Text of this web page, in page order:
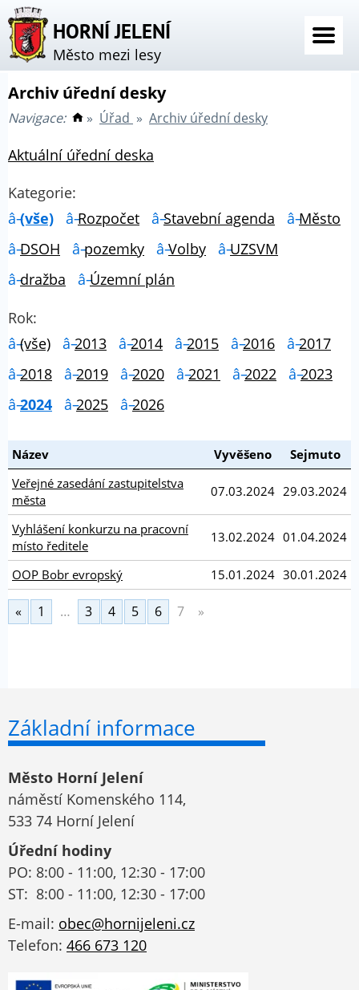
HORNÍ JELENÍ
Město mezi lesy
Archiv úřední desky
Navigace: » Úřad » Archiv úřední desky
Aktuální úřední deska
Kategorie:
(vše)
Rozpočet Stavební agenda
Město
DSOH
pozemky Volby
UZSVM
dražba
Územní plán
Rok:
(vše)
2013 2014 2015 2016
2017
2018
2019 2020 2021 2022
2023
2024
2025 2026
Název Vyvěšeno
Sejmuto
Veřejné zasedání zastupitelstva
města
07.03.2024 29.03.2024
Vyhlášení konkurzu na pracovní
místo ředitele
13.02.2024 01.04.2024
OOP Bobr evropský 15.01.2024 30.01.2024
« 1 … 3 4 5 6 7 »
Základní informace
Město Horní Jelení
náměstí Komenského 114,
533 74 Horní Jelení
Úřední hodiny
PO: 8:00 - 11:00, 12:30 - 17:00
ST: 8:00 - 11:00, 12:30 - 17:00
E-mail: obec@hornijeleni.cz
Telefon: 466 673 120